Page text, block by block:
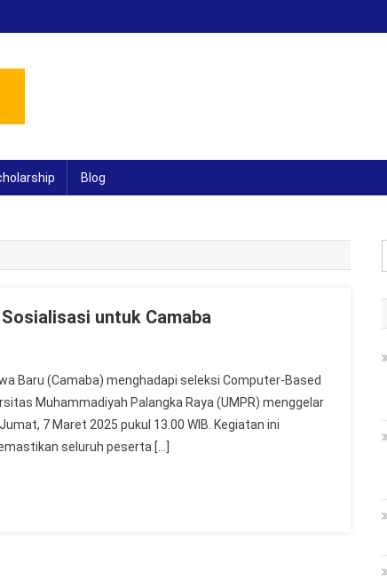
Blog
untuk Camaba
Baru (Camaba) menghadapi seleksi Computer-Based
Muhammadiyah Palangka Raya (UMPR) menggelar
7 Maret 2025 pukul 13.00 WIB. Kegiatan ini
seluruh peserta […]